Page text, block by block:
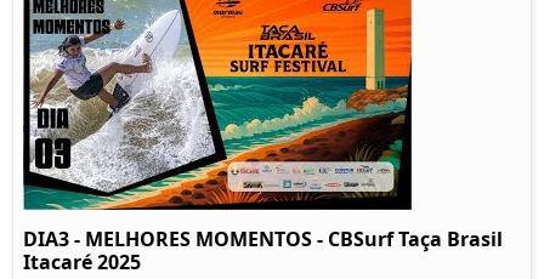
DIA3 - MELHORES MOMENTOS - CBSurf Taça Brasil
Itacaré 2025